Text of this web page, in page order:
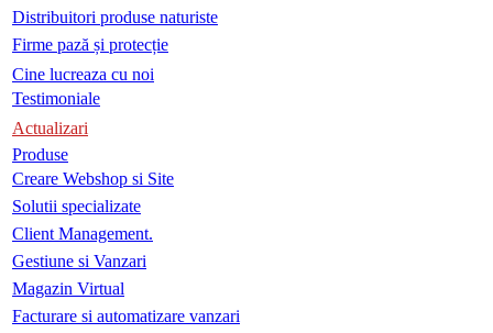
Distribuitori produse naturiste
Firme pază și protecție
Cine lucreaza cu noi
Testimoniale
Actualizari
Produse
Creare Webshop si Site
Solutii specializate
Client Management.
Gestiune si Vanzari
Magazin Virtual
Facturare si automatizare vanzari